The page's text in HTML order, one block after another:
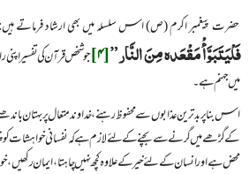
حضرت پیغمبر اکرم (ص) اس سلسلہ میں بھی ارشاد فرماتے ہیں:
فَلْیَتَبَوَّأْ مَقْعَده مِنَ النَّار”[۴]
جو شخص قرآن کی تفسیر
میں جہنم ہے۔
اس بنا پر بدترین عذابوں سے محفوظ رہنے، خداوند متعال پر بہتان
کے گڑھے میں گرنے سے بچنے کے لئے لازم ہے کہ نفسانی خواہشات کو
محض ہے اور انسان کے لئے خیر کے علاوہ کچھ نہیں چاہتا، ایمان رکھیں،